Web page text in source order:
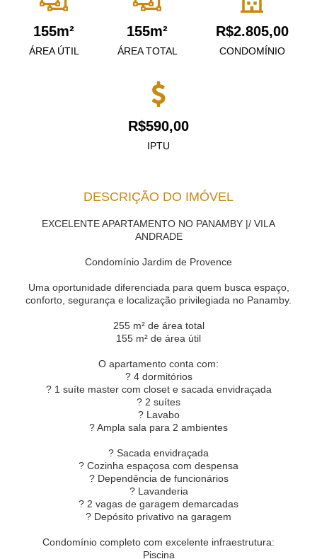
155m²
ÁREA ÚTIL
155m²
ÁREA TOTAL
R$2.805,00
CONDOMÍNIO
R$590,00
IPTU
DESCRIÇÃO DO IMÓVEL
EXCELENTE APARTAMENTO NO PANAMBY |/ VILA
ANDRADE
Condomínio Jardim de Provence
Uma oportunidade diferenciada para quem busca espaço,
conforto, segurança e localização privilegiada no Panamby.
255 m² de área total
155 m² de área útil
O apartamento conta com:
? 4 dormitórios
? 1 suíte master com closet e sacada envidraçada
? 2 suítes
? Lavabo
? Ampla sala para 2 ambientes
? Sacada envidraçada
? Cozinha espaçosa com despensa
? Dependência de funcionários
? Lavanderia
? 2 vagas de garagem demarcadas
? Depósito privativo na garagem
Condomínio completo com excelente infraestrutura:
Piscina